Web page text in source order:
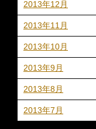
2013年12月
2013年11月
2013年10月
2013年9月
2013年8月
2013年7月